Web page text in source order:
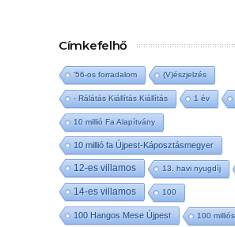
Címkefelhő
'56-os forradalom (V)észjelzés
- Rálátás Kiállítás Kiállítás 1 év
10 millió Fa Alapítvány
10 millió fa Újpest-Káposztásmegyer
12-es villamos 13. havi nyugdíj
14-es villamos 100
100 Hangos Mese Újpest 100